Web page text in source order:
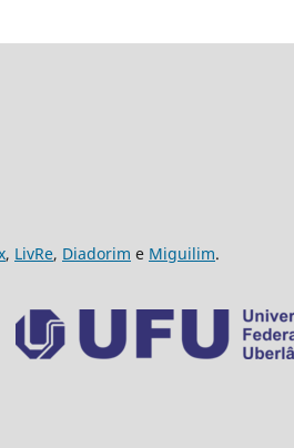
, LivRe, Diadorim e Miguilim.